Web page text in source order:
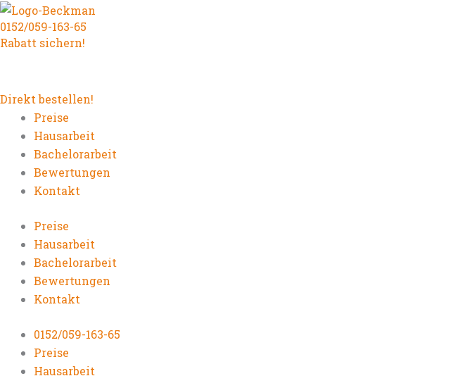
Zum
Inhalt
springen
0152/059-163-65
Rabatt sichern!
Direkt bestellen!
Preise
Hausarbeit
Bachelorarbeit
Bewertungen
Kontakt
Preise
Hausarbeit
Bachelorarbeit
Bewertungen
Kontakt
0152/059-163-65
Preise
Hausarbeit